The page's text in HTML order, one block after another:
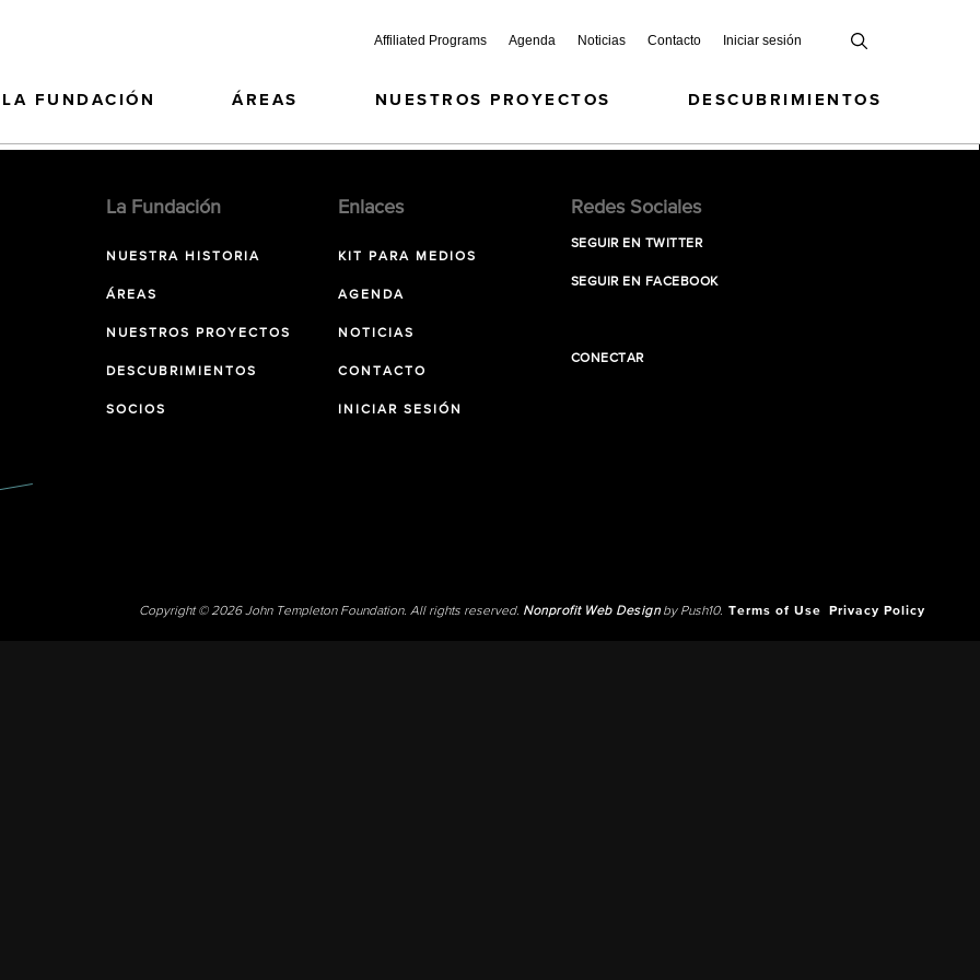
Affiliated Programs Agenda Noticias Contacto Iniciar sesión
LA FUNDACIÓN ÁREAS NUESTROS PROYECTOS DESCUBRIMIENTOS
La Fundación
NUESTRA HISTORIA
ÁREAS
NUESTROS PROYECTOS
DESCUBRIMIENTOS
SOCIOS
Enlaces
KIT PARA MEDIOS
AGENDA
NOTICIAS
CONTACTO
INICIAR SESIÓN
Redes Sociales
SEGUIR EN TWITTER
SEGUIR EN FACEBOOK
CONECTAR
Copyright © 2026 John Templeton Foundation. All rights reserved. Nonprofit Web Designby Push10. Terms of Use Privacy Policy